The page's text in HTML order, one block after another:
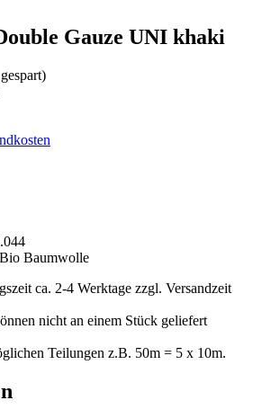
Gauze UNI khaki
Baumwolle
ca. 2-4 Werktage zzgl. Versandzeit
nicht an einem Stück geliefert
Teilungen z.B. 50m = 5 x 10m.